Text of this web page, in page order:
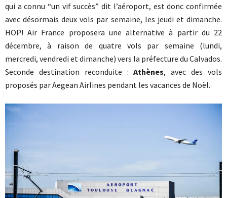
qui a connu “un vif succès” dit l’aéroport, est donc confirmée
avec désormais deux vols par semaine, les jeudi et dimanche.
HOP! Air France proposera une alternative à partir du 22
décembre, à raison de quatre vols par semaine (lundi,
mercredi, vendredi et dimanche) vers la préfecture du Calvados.
Seconde destination reconduite :Athènes, avec des vols
proposés par Aegean Airlines pendant les vacances de Noël.